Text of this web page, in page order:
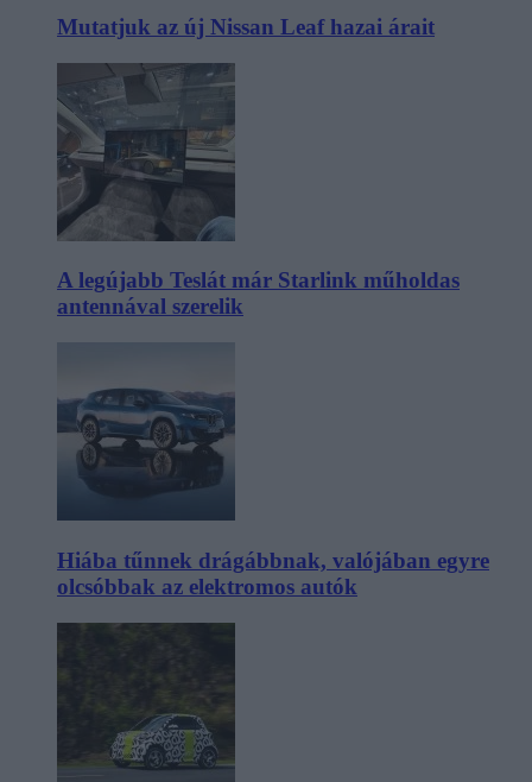
Mutatjuk az új Nissan Leaf hazai árait
A legújabb Teslát már Starlink műholdas
antennával szerelik
Hiába tűnnek drágábbnak, valójában egyre
olcsóbbak az elektromos autók